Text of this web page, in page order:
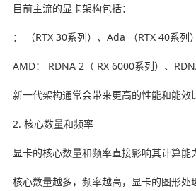
目前主流的显卡架构包括：
： （RTX 30系列）、Ada （RTX 40系列）
AMD： RDNA 2（ RX 6000系列）、
新一代架构通常会带来更高的性能和能效
2. 核心数量和频率
显卡的核心数量和频率直接影响其计算能
核心数量越多，频率越高，显卡的图形处